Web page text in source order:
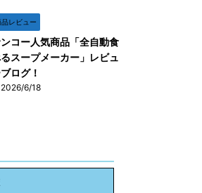
品レビュー
コー人気商品「全自動食
スープメーカー」レビュ
ログ！
2026/6/18